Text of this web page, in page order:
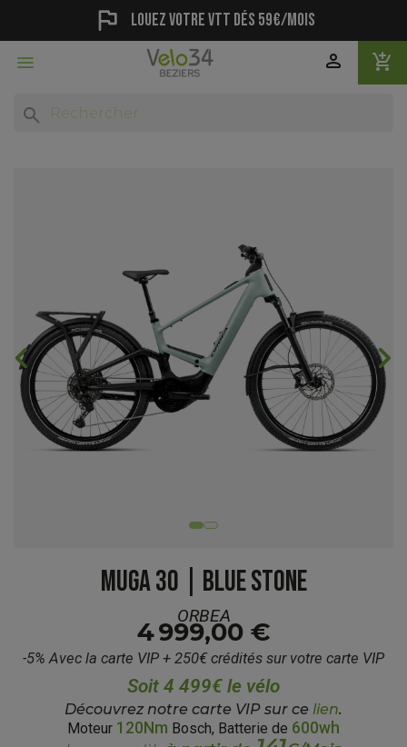
flag Louez votre vtt dés 59€/mois
 add_shopping_cart
person
search
chevron_backward chevron_forward
MUGA 30 | BLUE STONE
ORBEA
4 999,00 €
-5% Avec la carte VIP + 250€ crédités sur votre carte VIP
Soit 4 499€ le vélo
Découvrez notre carte VIP sur ce lien.
Moteur 120Nm Bosch, Batterie de 600wh